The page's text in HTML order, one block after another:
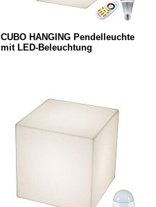
CUBO HANGING Pendelleuchte
mit LED-Beleuchtung